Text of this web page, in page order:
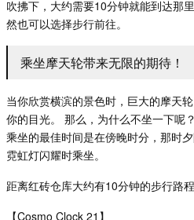
吹拂下，大约需要10分钟就能到达那里
然也可以选择步行前往。
乘坐摩天轮带来无限的期待！
当你欣赏横滨的景色时，巨大的摩天轮
你的目光。
那么，为什么不坐一下呢？
乘坐的最佳时间是在傍晚时分，那时
霓虹灯闪耀时乘坐。
距离红砖仓库大约有10分钟的步行路程
【Cosmo Clock 21】